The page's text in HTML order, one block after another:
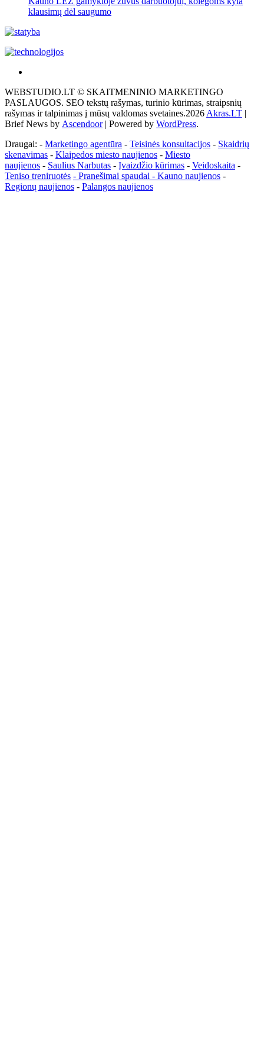
klausimų dėl saugumo
tai
žemės
ploto
matavimo
Pagrindinis
WEBSTUDIO.LT © SKAITMENINIO MARKETINGO
PASLAUGOS. SEO tekstų rašymas, turinio kūrimas, straipsnių
rašymas ir talpinimas į mūsų valdomas svetaines.2026 Akras.LT |
Brief News by Ascendoor| Powered by WordPress.
Draugai: - Marketingo agentūra - Teisinės konsultacijos - Skaidrių
skenavimas - Klaipedos miesto naujienos - Miesto
naujienos - Saulius Narbutas - Įvaizdžio kūrimas - Veidoskaita -
Teniso treniruotės - Pranešimai spaudai - Kauno naujienos -
Regionų naujienos - Palangos naujienos